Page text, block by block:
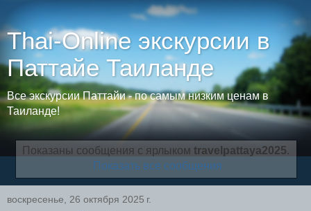
Thai-Online экскурсии в
Паттайе Таиланде
Все экскурсии Паттайи - по самым низким ценам в
Таиланде!
Показаны сообщения с ярлыком travelpattaya2025.
Показать все сообщения
воскресенье, 26 октября 2025 г.